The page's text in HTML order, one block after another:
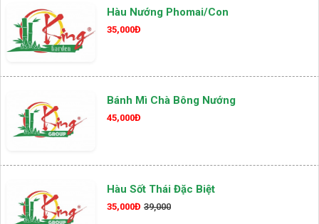
Hàu Nướng Phomai/con
35,000Đ
Bánh Mì Chà Bông Nướng
45,000Đ
Hàu Sốt Thái Đặc Biệt
35,000Đ 39,000